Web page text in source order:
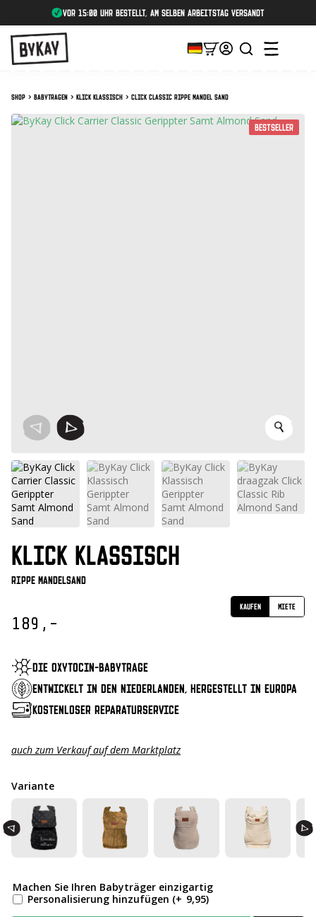
Vor 15:00 Uhr bestellt, am selben Arbeitstag versandt
Shop Babytragen Klick Klassisch Click Classic Rippe Mandel Sand
Bestseller
KLICK KLASSISCH
Rippe Mandelsand
189,-
DIE OXYTOCIN-BABYTRAGE
ENTWICKELT IN DEN NIEDERLANDEN, HERGESTELLT IN EUROPA
KOSTENLOSER REPARATURSERVICE
auch zum Verkauf auf dem Marktplatz
Variante
Kaufen Miete
Machen Sie Ihren Babyträger einzigartig
Personalisierung hinzufügen (+ 9,95)